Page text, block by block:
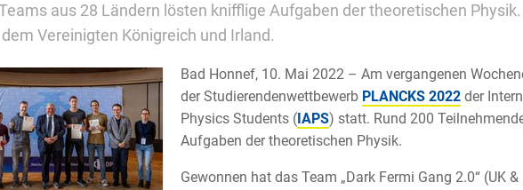
aus 28 Ländern lösten knifflige Aufgaben der theoretischen
Vereinigten Königreich und Irland.
Bad Honnef, 10. Mai 2022 – Am vergangenen
der Studierendenwettbewerb PLANCKS 2022der
Physics Students (IAPS) statt. Rund 200
Aufgaben der theoretischen Physik.
Gewonnen hat das Team „Dark Fermi Gang 2.0“ (UK